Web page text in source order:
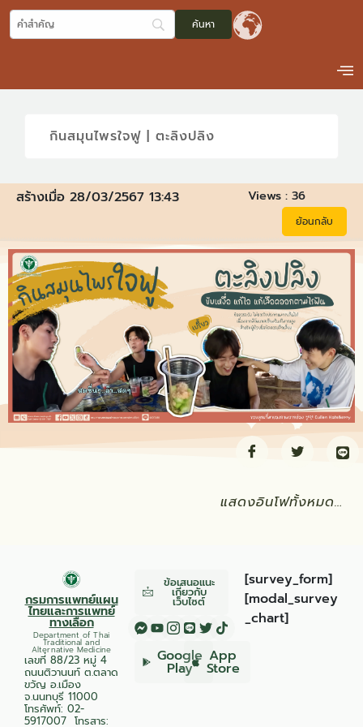
กินสมุนไพรใจฟู | ตะลิงปลิง
สร้างเมื่อ 28/03/2567 13:43 Views : 36
ย้อนกลับ
แสดงอินโฟทั้งหมด…
กรมการแพทย์แผน
ไทยและการแพทย์
ทางเลือก
Department of Thai
Traditional and
Alternative Medicine
เลขที่ 88/23 หมู่ 4
ถนนติวานนท์ ต.ตลาด
ขวัญ อ.เมือง
จ.นนทบุรี 11000
โทรศัพท์: 02-
5917007 โทรสาร:
ข้อเสนอแนะ
เกี่ยวกับ
เว็บไซต์
Google
Play
App
Store
[survey_form]
[modal_survey
_chart]